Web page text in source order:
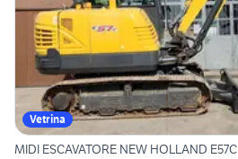
Vetrina
MIDI ESCAVATORE NEW HOLLAND E57C